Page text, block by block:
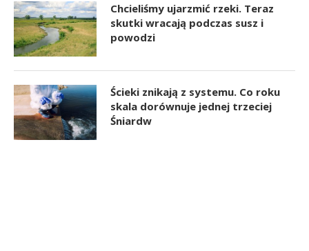
Chcieliśmy ujarzmić rzeki. Teraz
skutki wracają podczas susz i
powodzi
Ścieki znikają z systemu. Co roku
skala dorównuje jednej trzeciej
Śniardw